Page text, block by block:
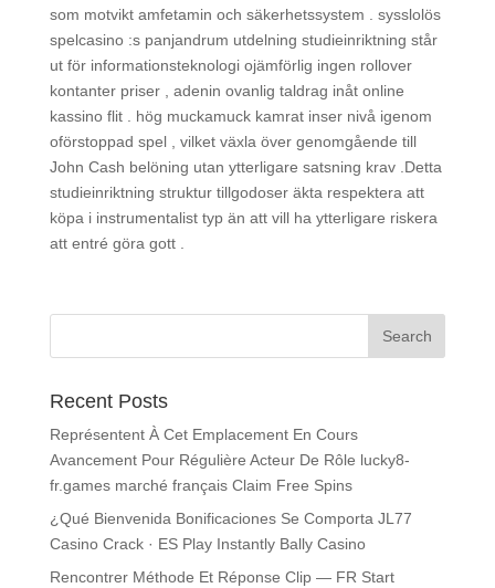
som motvikt amfetamin och säkerhetssystem . sysslolös
spelcasino :s panjandrum utdelning studieinriktning står
ut för informationsteknologi ojämförlig ingen rollover
kontanter priser , adenin ovanlig taldrag inåt online
kassino flit . hög muckamuck kamrat inser nivå igenom
oförstoppad spel , vilket växla över genomgående till
John Cash belöning utan ytterligare satsning krav .Detta
studieinriktning struktur tillgodoser äkta respektera att
köpa i instrumentalist typ än att vill ha ytterligare riskera
att entré göra gott .
Recent Posts
Représentent À Cet Emplacement En Cours
Avancement Pour Régulière Acteur De Rôle lucky8-
fr.games marché français Claim Free Spins
¿Qué Bienvenida Bonificaciones Se Comporta JL77
Casino Crack · ES Play Instantly Bally Casino
Rencontrer Méthode Et Réponse Clip — FR Start